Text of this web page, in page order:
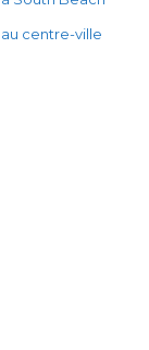
centre-ville